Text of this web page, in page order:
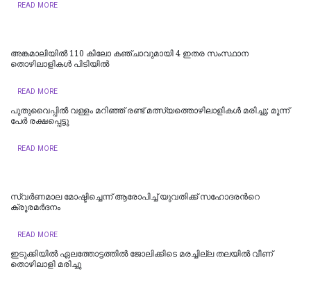
READ MORE
അങ്കമാലിയിൽ 110 കിലോ കഞ്ചാവുമായി 4 ഇതര സംസ്ഥാന
തൊഴിലാളികൾ പിടിയില്‍
READ MORE
പുതുവൈപ്പില്‍ വള്ളം മറിഞ്ഞ് രണ്ട് മത്സ്യത്തൊഴിലാളികള്‍ മരിച്ചു; മൂന്ന്
പേര്‍ രക്ഷപ്പെട്ടു
READ MORE
സ്വര്‍ണമാല മോഷ്ടിച്ചെന്ന് ആരോപിച്ച് യുവതിക്ക് സഹോദരന്‍റെ
ക്രൂരമര്‍ദനം
READ MORE
ഇടുക്കിയില്‍ ഏലത്തോട്ടത്തില്‍ ജോലിക്കിടെ മരച്ചില്ല തലയില്‍ വീണ്
തൊഴിലാളി മരിച്ചു